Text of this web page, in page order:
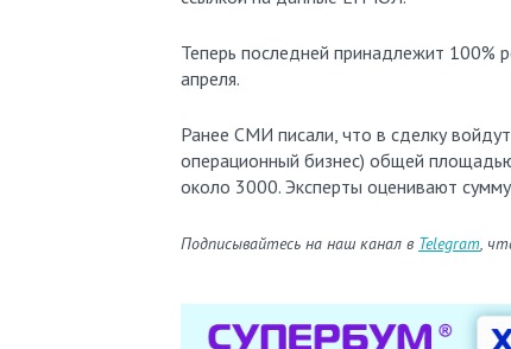
Теперь последней принадлежит 100%
апреля.
Ранее СМИ писали, что в сделку
операционный бизнес) общей
около 3000. Эксперты оценивают
Подписывайтесь на наш канал в Telegram,